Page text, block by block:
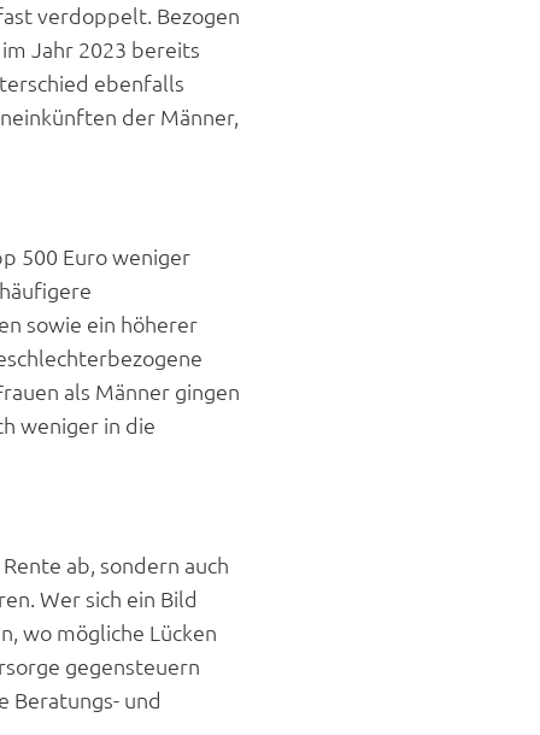
verdoppelt. Bezogen
Jahr 2023 bereits
ebenfalls
der Männer,
500 Euro weniger
sowie ein höherer
als Männer gingen
weniger in die
ab, sondern auch
Wer sich ein Bild
wo mögliche Lücken
gegensteuern
Beratungs- und